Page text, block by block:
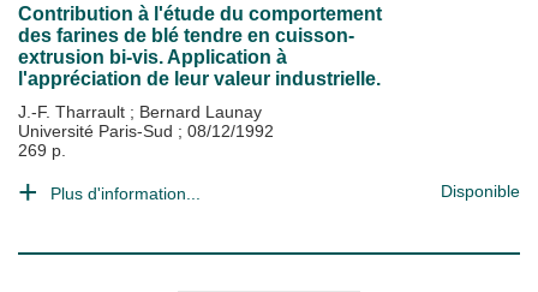
Contribution à l'étude du comportement
des farines de blé tendre en cuisson-
extrusion bi-vis. Application à
l'appréciation de leur valeur industrielle.
J.-F. Tharrault ; Bernard Launay
Université Paris-Sud ; 08/12/1992
269 p.
Plus d'information... Disponible